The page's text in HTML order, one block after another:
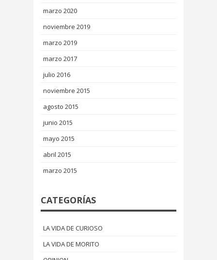
marzo 2020
noviembre 2019
marzo 2019
marzo 2017
julio 2016
noviembre 2015
agosto 2015
junio 2015
mayo 2015
abril 2015
marzo 2015
CATEGORÍAS
LA VIDA DE CURIOSO
LA VIDA DE MORITO